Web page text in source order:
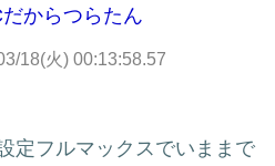
からつらたん
18(火) 00:13:58.57
定フルマックスでいままで